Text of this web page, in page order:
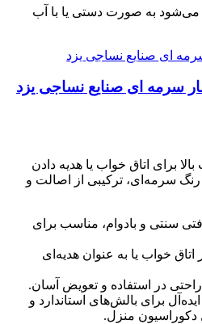
می‌شود به صورت دستی یا با آب
سرمه ای صنایع نساجی یزد
برای اتاق خواب یا هدیه دادن
سرمه‌ای، ترکیبی از اصالت و
سنتی و بادوام، مناسب برای
خواب یا به عنوان هدیه‌ای
در استفاده و تعویض آسان.
ایده‌آل برای بالش‌های استاندارد و
دکوراسیون منزل.